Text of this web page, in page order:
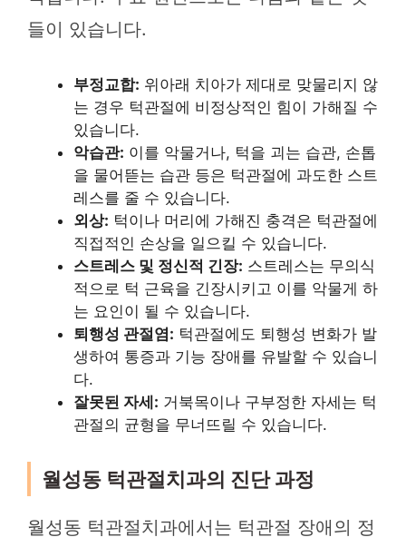
들이 있습니다.
부정교합: 위아래 치아가 제대로 맞물리지 않
는 경우 턱관절에 비정상적인 힘이 가해질 수
있습니다.
악습관: 이를 악물거나, 턱을 괴는 습관, 손톱
을 물어뜯는 습관 등은 턱관절에 과도한 스트
레스를 줄 수 있습니다.
외상: 턱이나 머리에 가해진 충격은 턱관절에
직접적인 손상을 일으킬 수 있습니다.
스트레스 및 정신적 긴장: 스트레스는 무의식
적으로 턱 근육을 긴장시키고 이를 악물게 하
는 요인이 될 수 있습니다.
퇴행성 관절염: 턱관절에도 퇴행성 변화가 발
생하여 통증과 기능 장애를 유발할 수 있습니
다.
잘못된 자세: 거북목이나 구부정한 자세는 턱
관절의 균형을 무너뜨릴 수 있습니다.
월성동 턱관절치과의 진단 과정
월성동 턱관절치과에서는 턱관절 장애의 정